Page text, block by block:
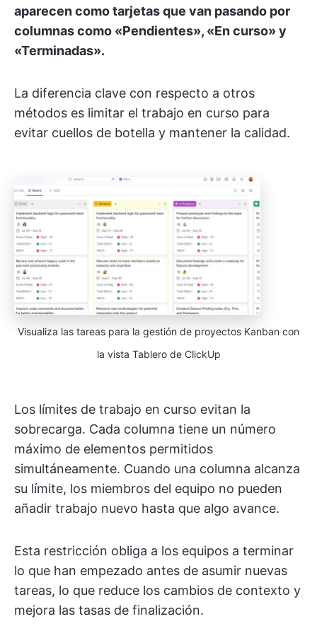
aparecen como tarjetas que van pasando por
columnas como «Pendientes», «En curso» y
«Terminadas».
La diferencia clave con respecto a otros
métodos es limitar el trabajo en curso para
evitar cuellos de botella y mantener la calidad.
Visualiza las tareas para la gestión de proyectos Kanban con
la vista Tablero de ClickUp
Los límites de trabajo en curso evitan la
sobrecarga. Cada columna tiene un número
máximo de elementos permitidos
simultáneamente. Cuando una columna alcanza
su límite, los miembros del equipo no pueden
añadir trabajo nuevo hasta que algo avance.
Esta restricción obliga a los equipos a terminar
lo que han empezado antes de asumir nuevas
tareas, lo que reduce los cambios de contexto y
mejora las tasas de finalización.